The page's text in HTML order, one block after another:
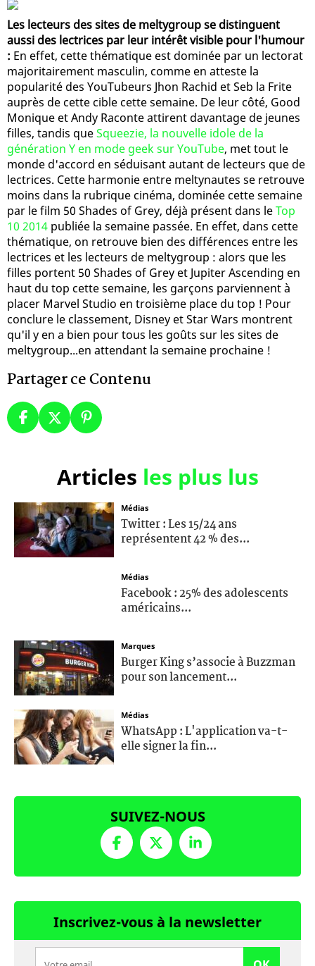
Les lecteurs des sites de meltygroup se distinguent
aussi des lectrices par leur intérêt visible pour l'humour
: En effet, cette thématique est dominée par un lectorat
majoritairement masculin, comme en atteste la
popularité des YouTubeurs Jhon Rachid et Seb la Frite
auprès de cette cible cette semaine. De leur côté, Good
Monique et Andy Raconte attirent davantage de jeunes
filles, tandis queSqueezie, la nouvelle idole de la
génération Y en mode geek sur YouTube, met tout le
monde d'accord en séduisant autant de lecteurs que de
lectrices. Cette harmonie entre meltynautes se retrouve
moins dans la rubrique cinéma, dominée cette semaine
par le film 50 Shades of Grey, déjà présent dans leTop
10 2014 publiée la semaine passée. En effet, dans cette
thématique, on retrouve bien des différences entre les
lectrices et les lecteurs de meltygroup : alors que les
filles portent 50 Shades of Grey et Jupiter Ascending en
haut du top cette semaine, les garçons parviennent à
placer Marvel Studio en troisième place du top ! Pour
conclure le classement, Disney et Star Wars montrent
qu'il y en a bien pour tous les goûts sur les sites de
meltygroup...en attendant la semaine prochaine !
Partager ce Contenu
Articles les plus lus
Médias
Twitter : Les 15/24 ans
représentent 42 % des...
Médias
Facebook : 25% des adolescents
américains...
Marques
Burger King s’associe à Buzzman
pour son lancement...
Médias
WhatsApp : L'application va-t-
elle signer la fin...
SUIVEZ-NOUS
Inscrivez-vous à la newsletter